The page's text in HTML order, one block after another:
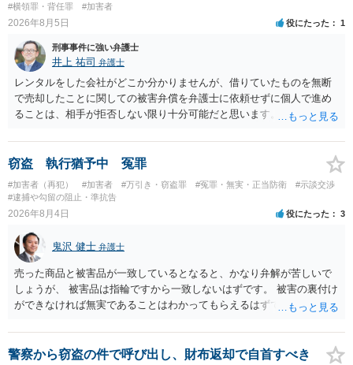
#横領罪・背任罪
#加害者
2026年8月5日 役にたった 1
刑事事件に強い弁護士
井上 祐司 弁護士
レンタルをした会社がどこか分かりませんが、借りていたものを無断
で売却したことに関しての被害弁償を弁護士に依頼せずに個人で進め
ることは、相手が拒否しない限り十分可能だと思います。 見積を出し
か）、弁護士に法律相談において助言をもらえば足りるでしょう。
窃盗 執行猶予中 冤罪
#加害者（再犯） #加害者 #万引き・窃盗罪 #冤罪・無実・正当防衛
#示談交渉
#逮捕や勾留の阻止・準抗告
2026年8月4日 役にたった 3
鬼沢 健士 弁護士
売った商品と被害品が一致しているとなると、かなり弁解が苦しいで
しょうが、 被害品は指輪ですから一致しないはずです。 被害の裏付け
ができなければ無実であることはわかってもらえるはずです。
警察から窃盗の件で呼び出し、財布返却で自首すべき